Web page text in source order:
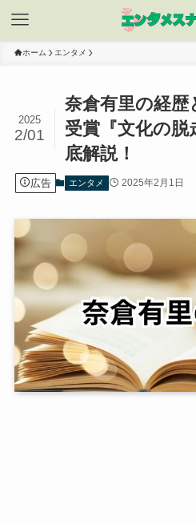
ホーム エンタメ
奈倉有里の経歴
受賞『文化の脱
底解説！
2025
2/01
広告 エンタメ 2025年2月1日